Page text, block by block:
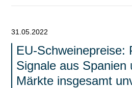
31.05.2022
EU-Schweinepreise:
Signale aus Spanien
Märkte insgesamt